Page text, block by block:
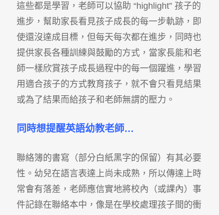
這些都是學習，老師可以協助 “highlight” 孩子的
進步，幫助家長看見孩子成長的每一步軌跡，即
使還沒達成目標，但每天每次都在進步，同時也
提供家長各種訓練與鼓勵的方式，當家長能和老
師一樣欣賞孩子成長過程中的每一個躍進，學習
用適合孩子的方式教育孩子，就不會只看見結果
或為了結果而給孩子和老師無謂的壓力。
同時想提醒英語幼教老師…
聯絡簿的書寫（部分白紙黑字的保留）有其必要
性。幼兒在語言表達上尚未成熟，所以傳達上時
常會有落差，老師應信實地將校內（或課內）事
件記錄在聯絡本中，像是在學校處理孩子間的衝